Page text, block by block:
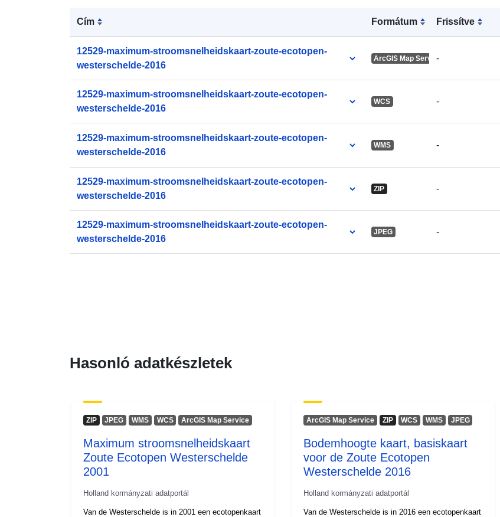
Cím Formátum Frissítve
12529-maximum-stroomsnelheidskaart-zoute-ecotopen-
westerschelde-2016
ArcGIS Map Service
-
12529-maximum-stroomsnelheidskaart-zoute-ecotopen-
westerschelde-2016
WCS -
12529-maximum-stroomsnelheidskaart-zoute-ecotopen-
westerschelde-2016
WMS -
12529-maximum-stroomsnelheidskaart-zoute-ecotopen-
westerschelde-2016
ZIP -
12529-maximum-stroomsnelheidskaart-zoute-ecotopen-
westerschelde-2016
JPEG -
uriRef:
Hasonló adatkészletek
ZIP JPEG WMS WCS ArcGIS Map Service
Maximum stroomsnelheidskaart
Zoute Ecotopen Westerschelde
2001
Holland kormányzati adatportál
Van de Westerschelde is in 2001 een ecotopenkaart
ArcGIS Map Service ZIP WCS WMS JPEG
Bodemhoogte kaart, basiskaart
voor de Zoute Ecotopen
Westerschelde 2016
Holland kormányzati adatportál
Van de Westerschelde is in 2016 een ecotopenkaart